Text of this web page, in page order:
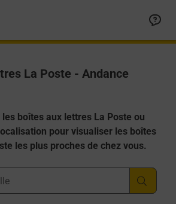
La Poste - Andance
boîtes aux lettres La Poste ou
pour visualiser les boîtes
les plus proches de chez vous.
Code Postal